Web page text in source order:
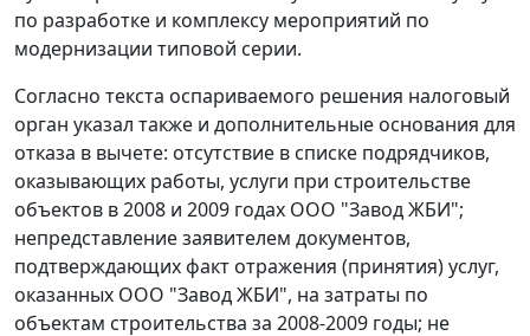
по разработке и комплексу мероприятий по
модернизации типовой серии.
Согласно текста оспариваемого решения налоговый
орган указал также и дополнительные основания для
отказа в вычете: отсутствие в списке подрядчиков,
оказывающих работы, услуги при строительстве
объектов в 2008 и 2009 годах ООО "Завод ЖБИ";
непредставление заявителем документов,
подтверждающих факт отражения (принятия) услуг,
оказанных ООО "Завод ЖБИ", на затраты по
объектам строительства за 2008-2009 годы; не